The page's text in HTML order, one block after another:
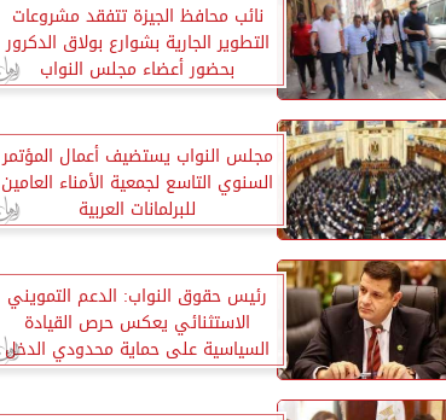
نائب محافظ الجيزة تتفقد مشروعات
التطوير الجارية بشوارع بولاق الدكرور
بحضور أعضاء مجلس النواب
مجلس النواب يستضيف أعمال المؤتمر
السنوي التاسع لجمعية الأمناء العامين
للبرلمانات العربية
رئيس حقوق النواب: الدعم التمويني
الاستثنائي يعكس حرص القيادة
السياسية على حماية محدودي الدخل